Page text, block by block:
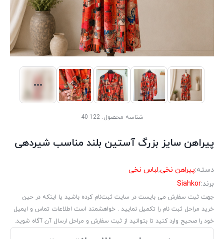
شناسه محصول:122-40
پیراهن سایز بزرگ آستین بلند مناسب شیردهی
دسته:پیراهن نخی,لباس نخی
برند:Siahkor
جهت ثبت سفارش می بایست در سایت ثبت‌نام کرده باشید یا اینکه در حین
خرید مراحل ثبت نام را تکمیل نمایید . خواهشمند است اطلاعات تماس و ایمیل
خود را صحیح وارد کنید تا بتوانید از ثبت سفارش و مراحل ارسال آن آگاه شوید.